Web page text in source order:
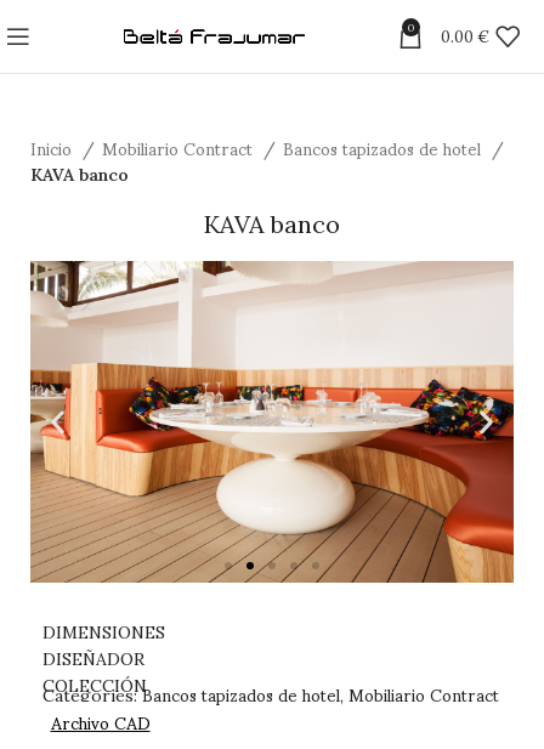
0 0.00 €
Inicio Mobiliario Contract Bancos tapizados de hotel
KAVA banco
KAVA banco
DIMENSIONES
DISEÑADOR
COLECCIÓN
Categories:Bancos tapizados de hotel, Mobiliario Contract
DESCARGAS
Archivo CAD